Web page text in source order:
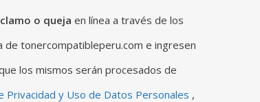
o queja en línea a través de los
tonercompatibleperu.com e ingresen
los mismos serán procesados ​​de
Privacidad y Uso de Datos Personales ,